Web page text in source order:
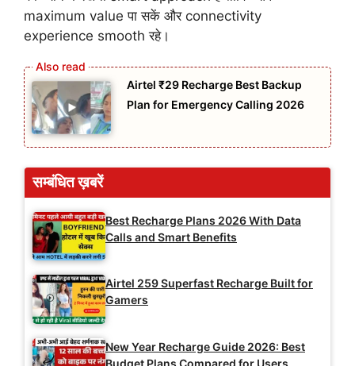
maximum value पा सकें और connectivity
experience smooth रहे।
Airtel ₹29 Recharge Best Backup
Plan for Emergency Calling 2026
सम्बंधित ख़बरें
Best Recharge Plans 2026 With Data
Calls and Smart Benefits
Airtel 259 Superfast Recharge Built for
Gamers
New Year Recharge Guide 2026: Best
Budget Plans Compared for Users